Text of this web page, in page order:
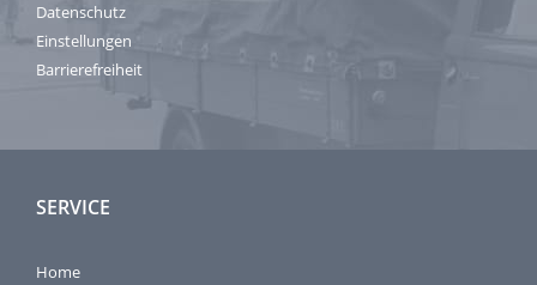
Datenschutz
Einstellungen
Barrierefreiheit
SERVICE
Home